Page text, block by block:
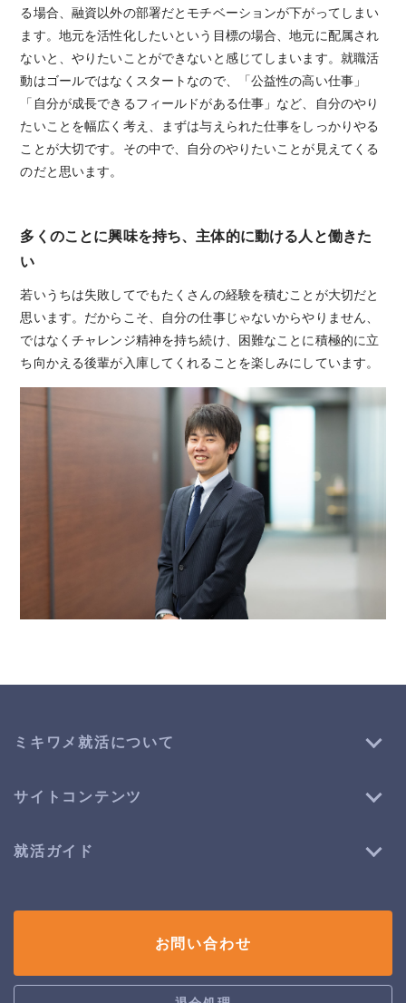
る場合、融資以外の部署だとモチベーションが下がってしまい
ます。地元を活性化したいという目標の場合、地元に配属され
ないと、やりたいことができないと感じてしまいます。就職活
動はゴールではなくスタートなので、「公益性の高い仕事」
「自分が成長できるフィールドがある仕事」など、自分のやり
たいことを幅広く考え、まずは与えられた仕事をしっかりやる
ことが大切です。その中で、自分のやりたいことが見えてくる
のだと思います。
多くのことに興味を持ち、主体的に動ける人と働きた
い
若いうちは失敗してでもたくさんの経験を積むことが大切だと
思います。だからこそ、自分の仕事じゃないからやりません、
ではなくチャレンジ精神を持ち続け、困難なことに積極的に立
ち向かえる後輩が入庫してくれることを楽しみにしています。
ミキワメ就活について
サイトコンテンツ
就活ガイド
お問い合わせ